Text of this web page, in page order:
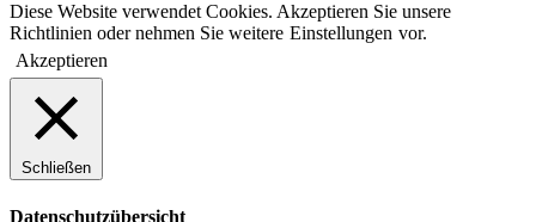
Diese Website verwendet Cookies. Akzeptieren Sie unsere
Richtlinien oder nehmen Sie weitere Einstellungen vor.
Akzeptieren
Schließen
Datenschutzübersicht